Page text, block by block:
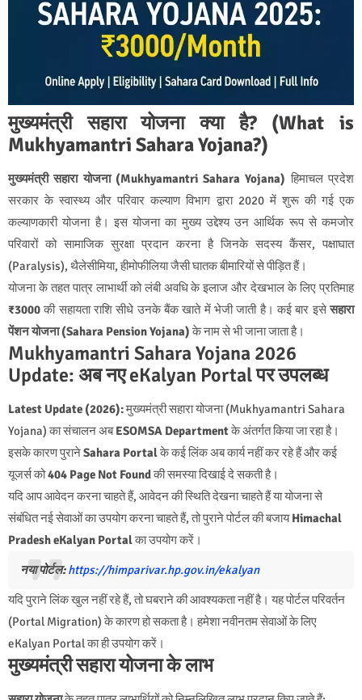
मुख्यमंत्री सहारा योजना क्या है? (What is
Mukhyamantri Sahara Yojana?)
मुख्यमंत्री सहारा योजना (Mukhyamantri Sahara Yojana) हिमाचल प्रदेश
सरकार के स्वास्थ्य और परिवार कल्याण विभाग द्वारा 2020 में शुरू की गई एक
कल्याणकारी योजना है। इस योजना का मुख्य उद्देश्य उन आर्थिक रूप से कमजोर
परिवारों को सामाजिक सुरक्षा प्रदान करना है जिनके सदस्य कैंसर, पक्षाघात
(Paralysis), थैलेसीमिया, हीमोफीलिया जैसी घातक बीमारियों से पीड़ित हैं।
योजना के तहत पात्र लाभार्थी को लंबी अवधि के इलाज और देखभाल के लिए प्रतिमाह
₹3000की सहायता राशि सीधे उनके बैंक खाते में भेजी जाती है। कई बार इसेसहारा
पेंशन योजना (Sahara Pension Yojana)के नाम से भी जाना जाता है।
Mukhyamantri Sahara Yojana 2026
Update: अब नए eKalyan Portal पर उपलब्ध
Latest Update (2026):मुख्यमंत्री सहारा योजना (Mukhyamantri Sahara
Yojana) का संचालन अबESOMSA Departmentके अंतर्गत किया जा रहा है।
इसके कारण पुरानेSahara Portalके कई लिंक अब कार्य नहीं कर रहे हैं और कई
यूजर्स को404 Page Not Foundकी समस्या दिखाई दे सकती है।
यदि आप आवेदन करना चाहते हैं, आवेदन की स्थिति देखना चाहते हैं या योजना से
संबंधित नई सेवाओं का उपयोग करना चाहते हैं, तो पुराने पोर्टल की बजायHimachal
Pradesh eKalyan Portalका उपयोग करें।
नया पोर्टल: https://himparivar.hp.gov.in/ekalyan
यदि पुराने लिंक खुल नहीं रहे हैं, तो घबराने की आवश्यकता नहीं है। यह पोर्टल परिवर्तन
(Portal Migration) के कारण हो सकता है। हमेशा नवीनतम सेवाओं के लिए
eKalyan Portal का ही उपयोग करें।
मुख्यमंत्री सहारा योजना के लाभ